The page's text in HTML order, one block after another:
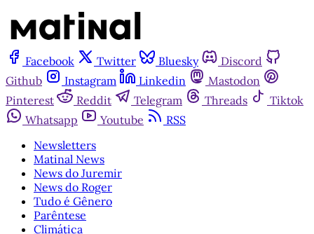
Facebook Twitter Bluesky
Discord
Github
Instagram Linkedin
Mastodon
Pinterest
Reddit Telegram Threads
Tiktok
Whatsapp
Youtube
RSS
Newsletters
Matinal News
News do Juremir
News do Roger
Tudo é Gênero
Parêntese
Climática